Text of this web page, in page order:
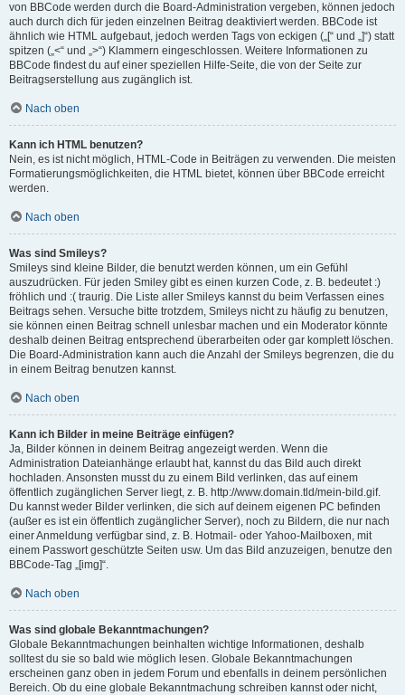
von BBCode werden durch die Board-Administration vergeben, können jedoch
auch durch dich für jeden einzelnen Beitrag deaktiviert werden. BBCode ist
ähnlich wie HTML aufgebaut, jedoch werden Tags von eckigen („[“ und „]“) statt
spitzen („<“ und „>“) Klammern eingeschlossen. Weitere Informationen zu
BBCode findest du auf einer speziellen Hilfe-Seite, die von der Seite zur
Beitragserstellung aus zugänglich ist.
Nach oben
Kann ich HTML benutzen?
Nein, es ist nicht möglich, HTML-Code in Beiträgen zu verwenden. Die meisten
Formatierungsmöglichkeiten, die HTML bietet, können über BBCode erreicht
werden.
Nach oben
Was sind Smileys?
Smileys sind kleine Bilder, die benutzt werden können, um ein Gefühl
auszudrücken. Für jeden Smiley gibt es einen kurzen Code, z. B. bedeutet :)
fröhlich und :( traurig. Die Liste aller Smileys kannst du beim Verfassen eines
Beitrags sehen. Versuche bitte trotzdem, Smileys nicht zu häufig zu benutzen,
sie können einen Beitrag schnell unlesbar machen und ein Moderator könnte
deshalb deinen Beitrag entsprechend überarbeiten oder gar komplett löschen.
Die Board-Administration kann auch die Anzahl der Smileys begrenzen, die du
in einem Beitrag benutzen kannst.
Nach oben
Kann ich Bilder in meine Beiträge einfügen?
Ja, Bilder können in deinem Beitrag angezeigt werden. Wenn die
Administration Dateianhänge erlaubt hat, kannst du das Bild auch direkt
hochladen. Ansonsten musst du zu einem Bild verlinken, das auf einem
öffentlich zugänglichen Server liegt, z. B. http://www.domain.tld/mein-bild.gif.
Du kannst weder Bilder verlinken, die sich auf deinem eigenen PC befinden
(außer es ist ein öffentlich zugänglicher Server), noch zu Bildern, die nur nach
einer Anmeldung verfügbar sind, z. B. Hotmail- oder Yahoo-Mailboxen, mit
einem Passwort geschützte Seiten usw. Um das Bild anzuzeigen, benutze den
BBCode-Tag „[img]“.
Nach oben
Was sind globale Bekanntmachungen?
Globale Bekanntmachungen beinhalten wichtige Informationen, deshalb
solltest du sie so bald wie möglich lesen. Globale Bekanntmachungen
erscheinen ganz oben in jedem Forum und ebenfalls in deinem persönlichen
Bereich. Ob du eine globale Bekanntmachung schreiben kannst oder nicht,